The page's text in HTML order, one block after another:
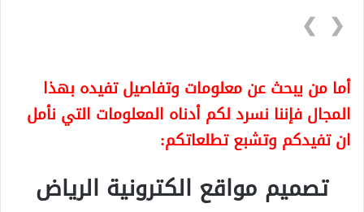
❮
❯
أما من يبحث عن معلومات وتفاصيل تفيده بهذا
المجال فإننا نسرد لكم أدناه المعلومات التي نأمل
ان تفيدكم وتشبع تطلعاتكم:
تصميم مواقع الكترونية الرياض